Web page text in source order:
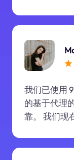
我们已使用
的基于代理
靠。 我们现